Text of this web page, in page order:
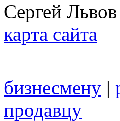
Сергей
карта сайта
бизнесмену |
продавцу